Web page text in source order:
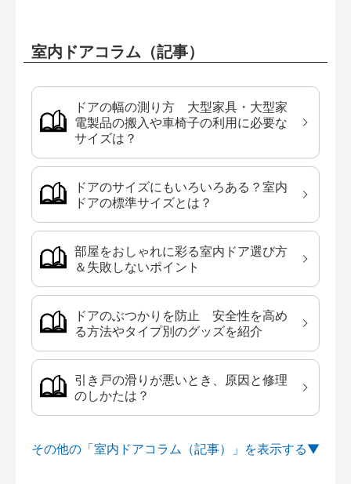
室内ドアコラム（記事）
ドアの幅の測り方 大型家具・大型家
電製品の搬入や車椅子の利用に必要な
サイズは？
ドアのサイズにもいろいろある？室内
ドアの標準サイズとは？
部屋をおしゃれに彩る室内ドア選び方
＆失敗しないポイント
ドアのぶつかりを防止 安全性を高め
る方法やタイプ別のグッズを紹介
引き戸の滑りが悪いとき、原因と修理
のしかたは？
その他の「室内ドアコラム（記事）」を